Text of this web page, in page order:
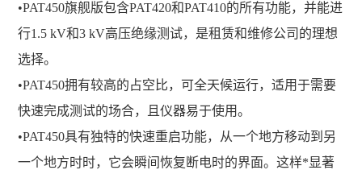
•PAT450旗舰版包含PAT420和PAT410的所有功能，并能进
行1.5 kV和3 kV高压绝缘测试，是租赁和维修公司的理想
选择。
•PAT450拥有较高的占空比，可全天候运行，适用于需要
快速完成测试的场合，且仪器易于使用。
•PAT450具有独特的快速重启功能，从一个地方移动到另
一个地方时时，它会瞬间恢复断电时的界面。这样*显著